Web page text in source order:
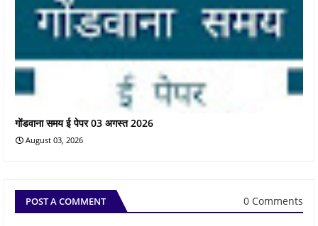
गोंडवाना समय ई पेपर 03 अगस्त 2026
August 03, 2026
POST A COMMENT 0 Comments